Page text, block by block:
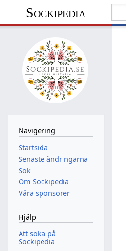
Sockipedia
Navigering
Startsida
Senaste ändringarna
Sök
Om Sockipedia
Våra sponsorer
Hjälp
Att söka på
Sockipedia